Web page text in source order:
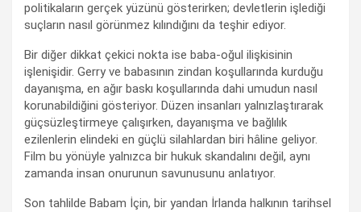
politikaların gerçek yüzünü gösterirken; devletlerin işlediği
suçların nasıl görünmez kılındığını da teşhir ediyor.
Bir diğer dikkat çekici nokta ise baba-oğul ilişkisinin
işlenişidir. Gerry ve babasının zindan koşullarında kurduğu
dayanışma, en ağır baskı koşullarında dahi umudun nasıl
korunabildiğini gösteriyor. Düzen insanları yalnızlaştırarak
güçsüzleştirmeye çalışırken, dayanışma ve bağlılık
ezilenlerin elindeki en güçlü silahlardan biri hâline geliyor.
Film bu yönüyle yalnızca bir hukuk skandalını değil, aynı
zamanda insan onurunun savunusunu anlatıyor.
Son tahlilde Babam İçin, bir yandan İrlanda halkının tarihsel